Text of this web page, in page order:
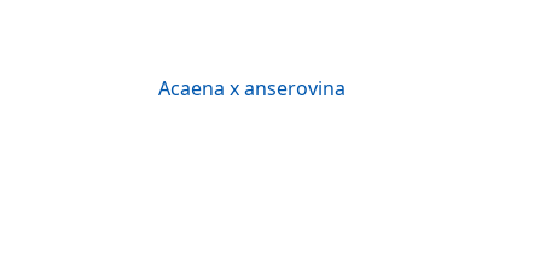
Acaena x anserovina